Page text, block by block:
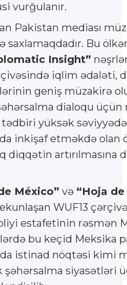
vurğulanır.
Pakistan mediası
saxlamaqdadır. Bu
Insight”
iqlim ədaləti,
geniş müzakirə
şəhərsalma dialoqu
yüksək
inkişaf etməkdə olan
artırılmasına
México” və “Hoja
WUF13
estafetinin rəsmən
bu keçid Meksika
istinad nöqtəsi kimi
şəhərsalma siyasətləri